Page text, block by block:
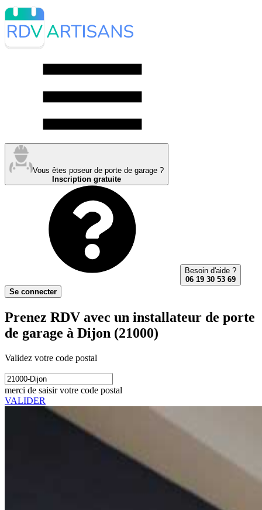
Vous êtes poseur de porte de garage ?
Inscription gratuite
Besoin d'aide ?
06 19 30 53 69
Se connecter
Prenez RDV avec un installateur de porte
de garage à Dijon (21000)
Validez votre code postal
merci de saisir votre code postal
VALIDER